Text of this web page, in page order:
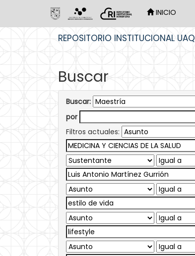
INICIO
REPOSITORIO INSTITUCIONAL UAQ
Buscar
Buscar:
por
Filtros actuales: